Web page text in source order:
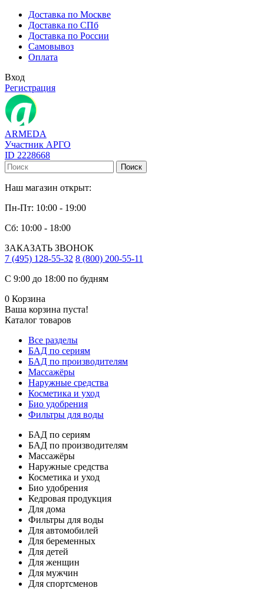
Доставка по Москве
Доставка по СПб
Доставка по России
Самовывоз
Оплата
Вход
Регистрация
ARMEDA
Участник АРГО
ID 2228668
Поиск
Наш магазин открыт:
Пн-Пт: 10:00 - 19:00
Сб: 10:00 - 18:00
ЗАКАЗАТЬ ЗВОНОК
7 (495) 128-55-32 8 (800) 200-55-11
С 9:00 до 18:00 по будням
0 Корзина
Ваша корзина пуста!
Каталог товаров
Все разделы
БАД по сериям
БАД по производителям
Массажёры
Наружные средства
Косметика и уход
Био удобрения
Фильтры для воды
БАД по сериям
БАД по производителям
Массажёры
Наружные средства
Косметика и уход
Био удобрения
Кедровая продукция
Для дома
Фильтры для воды
Для автомобилей
Для беременных
Для детей
Для женщин
Для мужчин
Для спортсменов